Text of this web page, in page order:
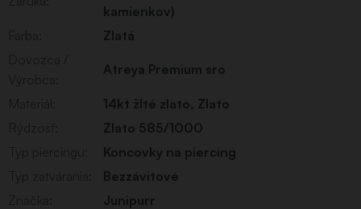
kamienkov)
Zlatá
Atreya Premium sro
14kt žlté zlato, Zlato
Zlato 585/1000
Koncovky na piercing
Bezzávitové
Junipurr